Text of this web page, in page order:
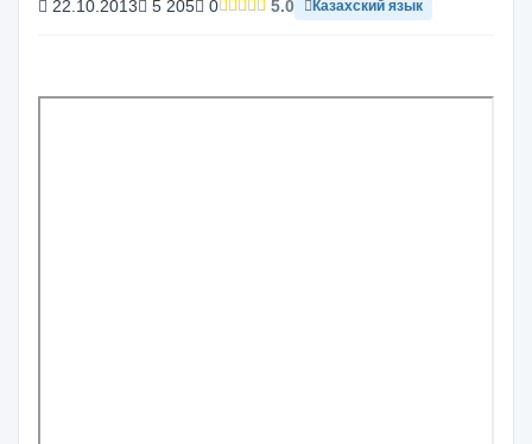
22.10.2013 5 205 0 5.0 Казахский язык